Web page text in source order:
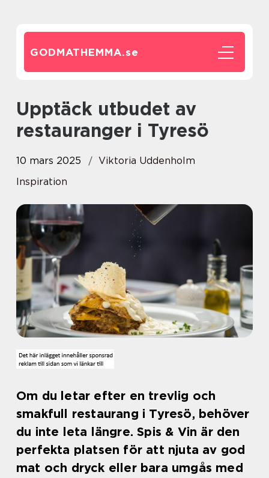
GODMATHEMMA.se
Upptäck utbudet av
restauranger i Tyresö
10 mars 2025
Viktoria Uddenholm
Inspiration
Om du letar efter en trevlig och
smakfull restaurang i Tyresö, behöver
du inte leta längre. Spis & Vin är den
perfekta platsen för att njuta av god
mat och dryck eller bara umgås med